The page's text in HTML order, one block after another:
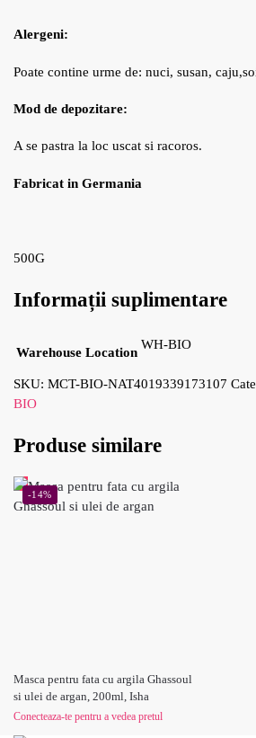
Alergeni:
Poate contine urme de: nuci, susan,
Mod de depozitare:
A se pastra la loc uscat si racoros.
Fabricat in Germania
500G
Informații suplimentare
Warehouse Location
WH-BIO
SKU: MCT-BIO-NAT4019339173107
BIO
Produse similare
-14%
Masca pentru fata cu argila Ghassoul
si ulei de argan, 200ml, Isha
Conecteaza-te pentru a vedea pretul